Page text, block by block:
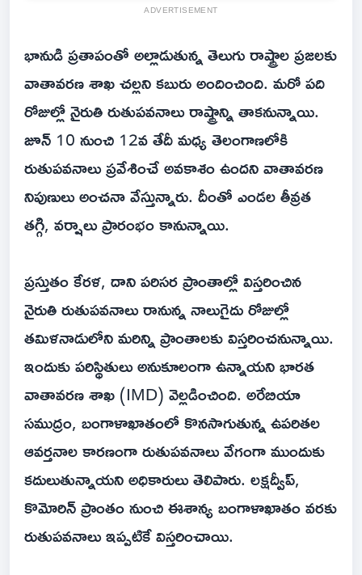
ADVERTISEMENT
భానుడి ప్రతాపంతో అల్లాడుతున్న తెలుగు రాష్ట్రాల ప్రజలకు
వాతావరణ శాఖ చల్లని కబురు అందించింది. మరో పది
రోజుల్లో నైరుతి రుతుపవనాలు రాష్ట్రాన్ని తాకనున్నాయి.
జూన్ 10 నుంచి 12వ తేదీ మధ్య తెలంగాణలోకి
రుతుపవనాలు ప్రవేశించే అవకాశం ఉందని వాతావరణ
నిపుణులు అంచనా వేస్తున్నారు. దీంతో ఎండల తీవ్రత
తగ్గి, వర్షాలు ప్రారంభం కానున్నాయి.
ప్రస్తుతం కేరళ, దాని పరిసర ప్రాంతాల్లో విస్తరించిన
నైరుతి రుతుపవనాలు రానున్న నాలుగైదు రోజుల్లో
తమిళనాడులోని మరిన్ని ప్రాంతాలకు విస్తరించనున్నాయి.
ఇందుకు పరిస్థితులు అనుకూలంగా ఉన్నాయని భారత
వాతావరణ శాఖ (IMD) వెల్లడించింది. అరేబియా
సముద్రం, బంగాళాఖాతంలో కొనసాగుతున్న ఉపరితల
ఆవర్తనాల కారణంగా రుతుపవనాలు వేగంగా ముందుకు
కదులుతున్నాయని అధికారులు తెలిపారు. లక్షద్వీప్,
కొమోరిన్ ప్రాంతం నుంచి ఈశాన్య బంగాళాఖాతం వరకు
రుతుపవనాలు ఇప్పటికే విస్తరించాయి.